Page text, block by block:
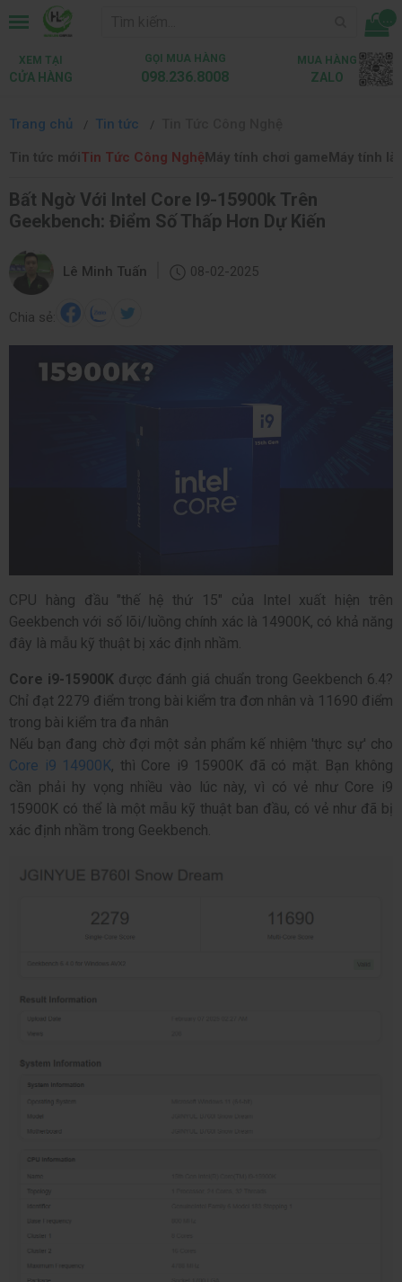
...
XEM TẠI
CỬA HÀNG
GỌI MUA HÀNG
098.236.8008
MUA HÀNG
ZALO
Trang chủ Tin tức
Tin tức mớiTin Tức Công NghệMáy tính chơi gameMáy tính
Bất Ngờ Với Intel Core I9-15900k Trên
Geekbench: Điểm Số Thấp Hơn Dự Kiến
Lê Minh Tuấn 08-02-2025
Chia sẻ:
CPU hàng đầu "thế hệ thứ 15" của Intel xuất hiện trên
Geekbench với số lõi/luồng chính xác là 14900K, có khả năng
đây là mẫu kỹ thuật bị xác định nhầm.
Core i9-15900K được đánh giá chuẩn trong Geekbench 6.4?
Chỉ đạt 2279 điểm trong bài kiểm tra đơn nhân và 11690 điểm
trong bài kiểm tra đa nhân
Nếu bạn đang chờ đợi một sản phẩm kế nhiệm 'thực sự' cho
Core i9 14900K, thì Core i9 15900K đã có mặt. Bạn không
cần phải hy vọng nhiều vào lúc này, vì có vẻ như Core i9
15900K có thể là một mẫu kỹ thuật ban đầu, có vẻ như đã bị
xác định nhầm trong Geekbench.